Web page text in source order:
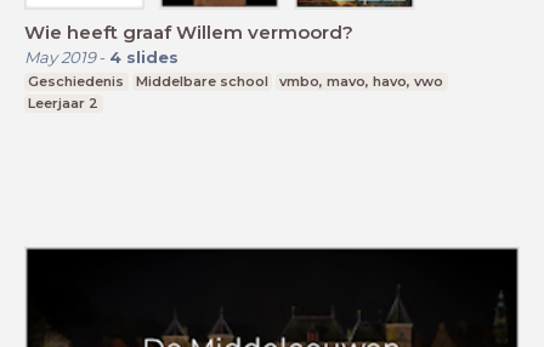
Wie heeft graaf Willem vermoord?
May 2019- 4 slides
Geschiedenis Middelbare school
vmbo, mavo, havo, vwo
Leerjaar 2